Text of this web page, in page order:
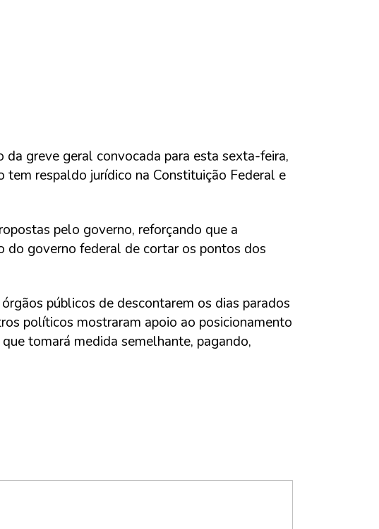
greve geral convocada para esta sexta-feira,
respaldo jurídico na Constituição Federal e
pelo governo, reforçando que a
do governo federal de cortar os pontos dos
públicos de descontarem os dias parados
políticos mostraram apoio ao posicionamento
tomará medida semelhante, pagando,